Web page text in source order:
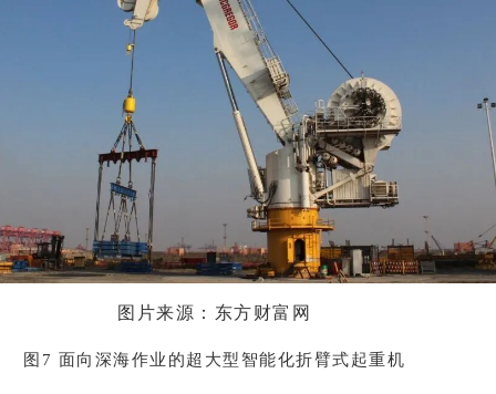
图片来源：东方财富网
图7 面向深海作业的超大型智能化折臂式起重机